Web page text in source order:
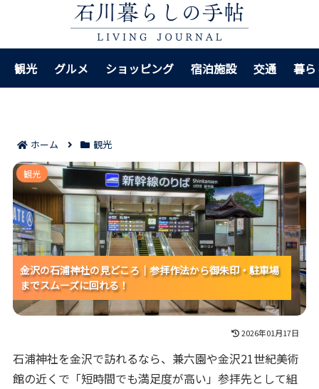
観光 グルメ ショッピング 宿泊施設 交通 暮
ホーム 観光
金沢の石浦神社の見どころ｜参拝作法から御朱印・駐
車場までスムーズに回れる！
金沢の石浦神社の見どころ｜参拝作法から御朱印・駐車場
までスムーズに回れる！
金沢の石浦神社の見どころ｜参拝作法から御朱印・駐車場
までスムーズに回れる！
金沢の石浦神社の見どころ｜参拝作法から御朱印・駐車場
までスムーズに回れる！
観光
2026年01月17日
石浦神社を金沢で訪れるなら、兼六園や金沢21世紀美術
館の近くで「短時間でも満足度が高い」参拝先として組